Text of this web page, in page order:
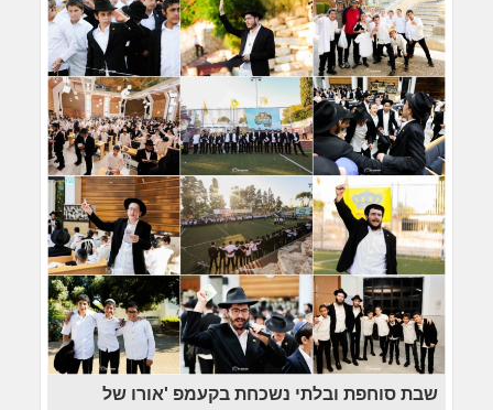
שבת סוחפת ובלתי נשכחת בקעמפ 'אורו של